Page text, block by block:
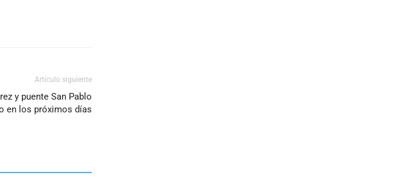
Artículo siguiente
y puente San Pablo
en los próximos días